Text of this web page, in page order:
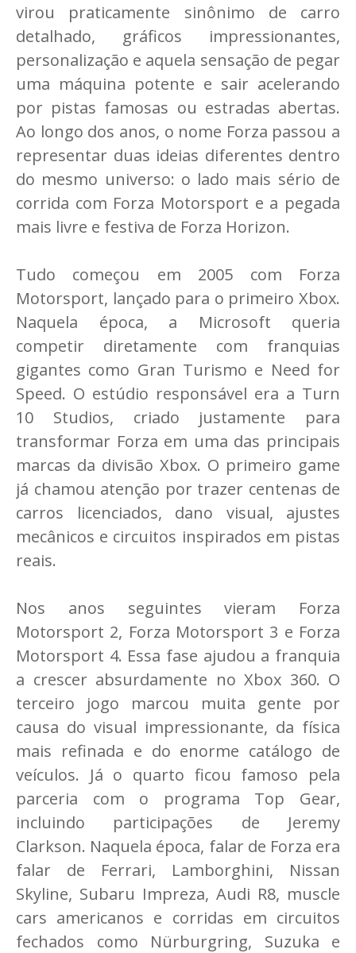
virou praticamente sinônimo de carro
detalhado, gráficos impressionantes,
personalização e aquela sensação de pegar
uma máquina potente e sair acelerando
por pistas famosas ou estradas abertas.
Ao longo dos anos, o nome Forza passou a
representar duas ideias diferentes dentro
do mesmo universo: o lado mais sério de
corrida com Forza Motorsport e a pegada
mais livre e festiva de Forza Horizon.
Tudo começou em 2005 com Forza
Motorsport, lançado para o primeiro Xbox.
Naquela época, a Microsoft queria
competir diretamente com franquias
gigantes como Gran Turismo e Need for
Speed. O estúdio responsável era a Turn
10 Studios, criado justamente para
transformar Forza em uma das principais
marcas da divisão Xbox. O primeiro game
já chamou atenção por trazer centenas de
carros licenciados, dano visual, ajustes
mecânicos e circuitos inspirados em pistas
reais.
Nos anos seguintes vieram Forza
Motorsport 2, Forza Motorsport 3 e Forza
Motorsport 4. Essa fase ajudou a franquia
a crescer absurdamente no Xbox 360. O
terceiro jogo marcou muita gente por
causa do visual impressionante, da física
mais refinada e do enorme catálogo de
veículos. Já o quarto ficou famoso pela
parceria com o programa Top Gear,
incluindo participações de Jeremy
Clarkson. Naquela época, falar de Forza era
falar de Ferrari, Lamborghini, Nissan
Skyline, Subaru Impreza, Audi R8, muscle
cars americanos e corridas em circuitos
fechados como Nürburgring, Suzuka e